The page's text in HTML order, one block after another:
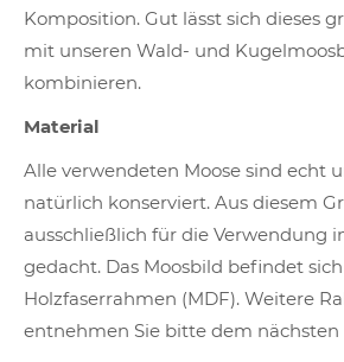
Komposition. Gut lässt sich dieses
mit unseren Wald- und
kombinieren.
Material
Alle verwendeten Moose sind echt
natürlich konserviert. Aus diesem
ausschließlich für die Verwendung
gedacht. Das Moosbild befindet
Holzfaserrahmen (MDF). Weitere
entnehmen Sie bitte dem nächsten